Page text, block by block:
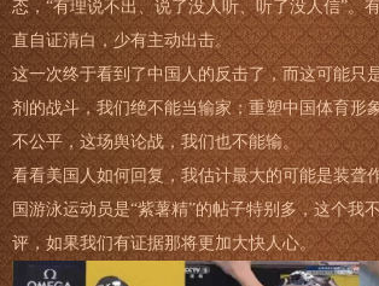
态，“有理说不出、说了没人听、听了没人信”。
直自证清白，少有主动出击。
这一次终于看到了中国人的反击了，而这可能只
剂的战斗，我们绝不能当输家；重塑中国体育形
不公平，这场舆论战，我们也不能输。
看看美国人如何回复，我估计最大的可能是装聋
国游泳运动员是“紫薯精”的帖子特别多，这个我
评，如果我们有证据那将更加大快人心。